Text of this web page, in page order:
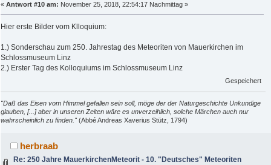
« Antwort #10 am: November 25, 2018, 22:54:17 Nachmittag »
Hier erste Bilder vom Klloquium:
1.) Sonderschau zum 250. Jahrestag des Meteoriten von Mauerkirchen im
Schlossmuseum Linz
2.) Erster Tag des Kolloquiums im Schlossmuseum Linz
Gespeichert
"Daß das Eisen vom Himmel gefallen sein soll, möge der der Naturgeschichte Unkundige
glauben, [...] aber in unseren Zeiten wäre es unverzeihlich, solche Märchen auch nur
wahrscheinlich zu finden."(Abbé Andreas Xaverius Stütz, 1794)
herbraab
Re: 250 Jahre MauerkirchenMeteorit - 10. "Deutsches" Meteoriten